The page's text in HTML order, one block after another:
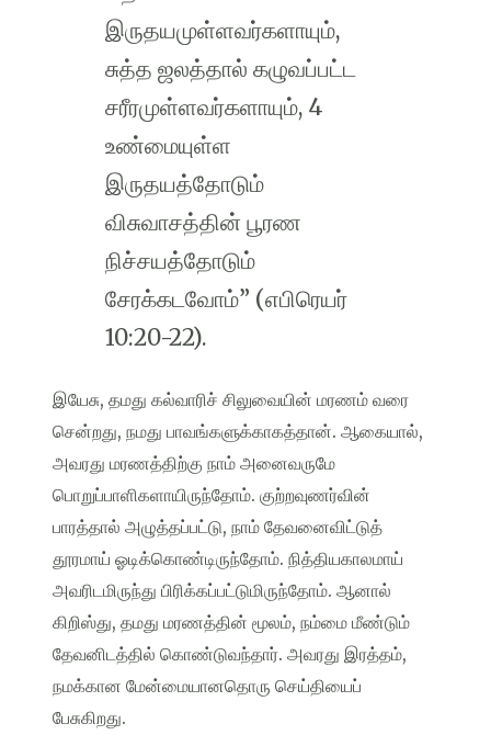
இருதயமுள்ளவர்களாயும்,
சுத்த ஜலத்தால் கழுவப்பட்ட
சரீரமுள்ளவர்களாயும், 4
உண்மையுள்ள
இருதயத்தோடும்
விசுவாசத்தின் பூரண
நிச்சயத்தோடும்
சேரக்கடவோம்” (எபிரெயர்
10:20-22).
இயேசு, தமது கல்வாரிச் சிலுவையின் மரணம் வரை
சென்றது, நமது பாவங்களுக்காகத்தான். ஆகையால்,
அவரது மரணத்திற்கு நாம் அனைவருமே
பொறுப்பாளிகளாயிருந்தோம். குற்றவுணர்வின்
பாரத்தால் அழுத்தப்பட்டு, நாம் தேவனைவிட்டுத்
தூரமாய் ஓடிக்கொண்டிருந்தோம். நித்தியகாலமாய்
அவரிடமிருந்து பிரிக்கப்பட்டுமிருந்தோம். ஆனால்
கிறிஸ்து, தமது மரணத்தின் மூலம், நம்மை மீண்டும்
தேவனிடத்தில் கொண்டுவந்தார். அவரது இரத்தம்,
நமக்கான மேன்மையானதொரு செய்தியைப்
பேசுகிறது.